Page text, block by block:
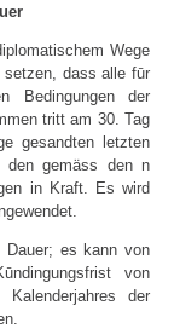
Wege
setzen, dass alle fūr
Bedingungen der
tritt am 30. Tag
gesandten letzten
den gemäss den n
in Kraft. Es wird
Dauer; es kann von
von
der